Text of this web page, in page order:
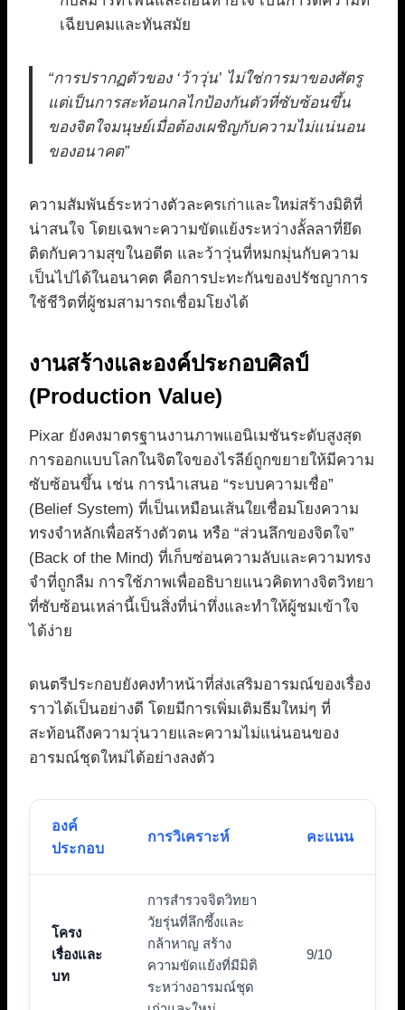
เฉียบคมและทันสมัย
“การปรากฏตัวของ ‘ว้าวุ่น’ ไม่ใช่การมาของศัตรู
แต่เป็นการสะท้อนกลไกป้องกันตัวที่ซับซ้อนขึ้น
ของจิตใจมนุษย์เมื่อต้องเผชิญกับความไม่แน่นอน
ของอนาคต”
ความสัมพันธ์ระหว่างตัวละครเก่าและใหม่สร้างมิติที่
น่าสนใจ โดยเฉพาะความขัดแย้งระหว่างลั้ลลาที่ยึด
ติดกับความสุขในอดีต และว้าวุ่นที่หมกมุ่นกับความ
เป็นไปได้ในอนาคต คือการปะทะกันของปรัชญาการ
ใช้ชีวิตที่ผู้ชมสามารถเชื่อมโยงได้
งานสร้างและองค์ประกอบศิลป์
(Production Value)
Pixar ยังคงมาตรฐานงานภาพแอนิเมชันระดับสูงสุด
การออกแบบโลกในจิตใจของไรลีย์ถูกขยายให้มีความ
ซับซ้อนขึ้น เช่น การนำเสนอ “ระบบความเชื่อ”
(Belief System) ที่เป็นเหมือนเส้นใยเชื่อมโยงความ
ทรงจำหลักเพื่อสร้างตัวตน หรือ “ส่วนลึกของจิตใจ”
(Back of the Mind) ที่เก็บซ่อนความลับและความทรง
จำที่ถูกลืม การใช้ภาพเพื่ออธิบายแนวคิดทางจิตวิทยา
ที่ซับซ้อนเหล่านี้เป็นสิ่งที่น่าทึ่งและทำให้ผู้ชมเข้าใจ
ได้ง่าย
ดนตรีประกอบยังคงทำหน้าที่ส่งเสริมอารมณ์ของเรื่อง
ราวได้เป็นอย่างดี โดยมีการเพิ่มเติมธีมใหม่ๆ ที่
สะท้อนถึงความวุ่นวายและความไม่แน่นอนของ
อารมณ์ชุดใหม่ได้อย่างลงตัว
องค์
ประกอบ
การวิเคราะห์ คะแนน
โครง
เรื่องและ
บท
การสำรวจจิตวิทยา
วัยรุ่นที่ลึกซึ้งและ
กล้าหาญ สร้าง
ความขัดแย้งที่มีมิติ
ระหว่างอารมณ์ชุด
9/10